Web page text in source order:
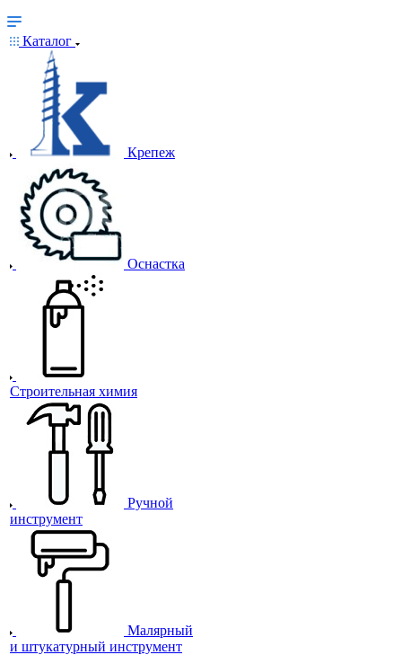
Каталог
Крепеж
Оснастка
Строительная химия
Ручной
инструмент
Малярный
и штукатурный инструмент